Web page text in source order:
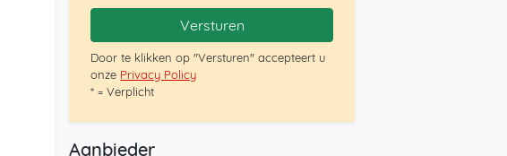
Versturen
Door te klikken op "Versturen" accepteert u
onze Privacy Policy
* = Verplicht
Aanbieder